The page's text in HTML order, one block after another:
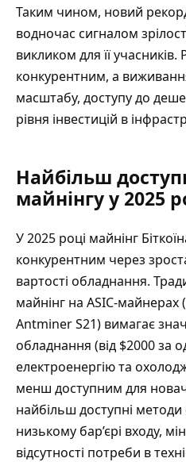
Таким чином, новий
водночас сигналом
викликом для її
конкурентним, а
масштабу, доступу до
рівня інвестицій в
Найбільш
майнінгу у 2025
У 2025 році майнінг
конкурентним через
вартості обладнання.
майнінг на ASIC-
Antminer S21) вимагає
обладнання (від $2000 за
електроенергію та
менш доступним для
найбільш доступні
низькому бар’єрі входу,
відсутності потреби в